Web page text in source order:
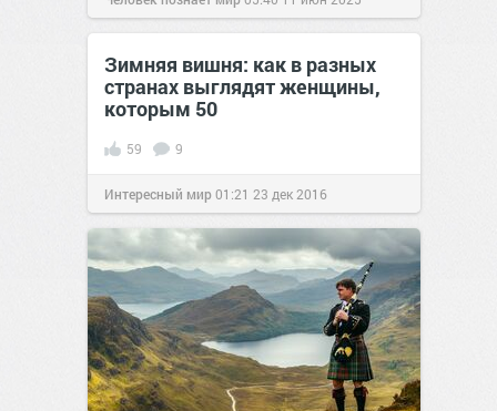
Зимняя вишня: как в разных
странах выглядят женщины,
которым 50
59 9
Интересный мир01:21 23 дек 2016